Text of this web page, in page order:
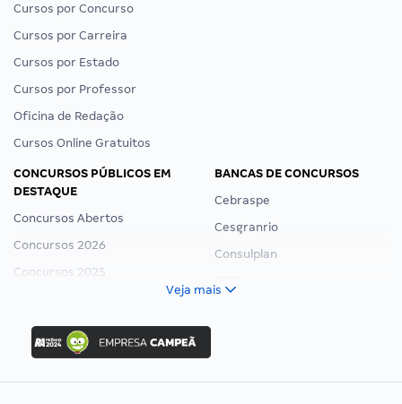
Cursos por Concurso
Cursos por Carreira
Cursos por Estado
Cursos por Professor
Oficina de Redação
Cursos Online Gratuitos
CONCURSOS PÚBLICOS EM
DESTAQUE
Concursos Abertos
Concursos 2026
Concursos 2025
Concurso Ibama
Concurso MPU
Editais publicados
BANCAS DE CONCURSOS
Cebraspe
Cesgranrio
Consulplan
Veja mais